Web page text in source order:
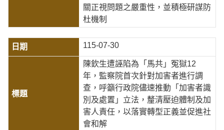
關正視問題之嚴重性，並積極研謀防
杜機制
115-07-30
陳欽生遭誣陷為「馬共」冤獄12
年，監察院首次針對加害者進行調
查，呼籲行政院儘速推動「加害者識
別及處置」立法，釐清壓迫體制及加
害人責任，以落實轉型正義並促進社
會和解